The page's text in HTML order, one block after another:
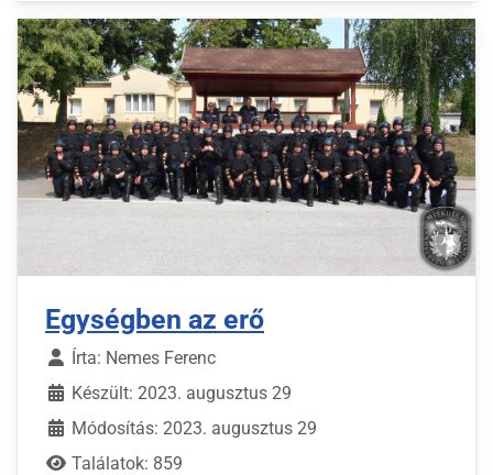
Egységben az erő
Írta: Nemes Ferenc
Készült: 2023. augusztus 29
Módosítás: 2023. augusztus 29
Találatok: 859